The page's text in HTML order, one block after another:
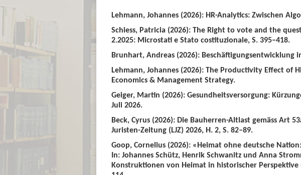
Lehmann, Johannes (2026): HR-Analytics: Zwischen
Schiess, Patricia (2026): The Right to vote and the
2.2025: Microstati e Stato costituzionale, S. 395–418.
Brunhart, Andreas (2026): Beschäftigungsentwicklung
Lehmann, Johannes (2026): The Productivity Effect of
Economics & Management Strategy.
Geiger, Martin (2026): Gesundheitsversorgung:
Juli 2026.
Beck, Cyrus (2026): Die Bauherren-Altlast gemäss Art
Juristen-Zeitung (LJZ) 2026, H. 2, S. 82–89.
Goop, Cornelius (2026): «Heimat ohne deutsche
In: Johannes Schütz, Henrik Schwanitz und Anna
Konstruktionen von Heimat in historischer Perspektive